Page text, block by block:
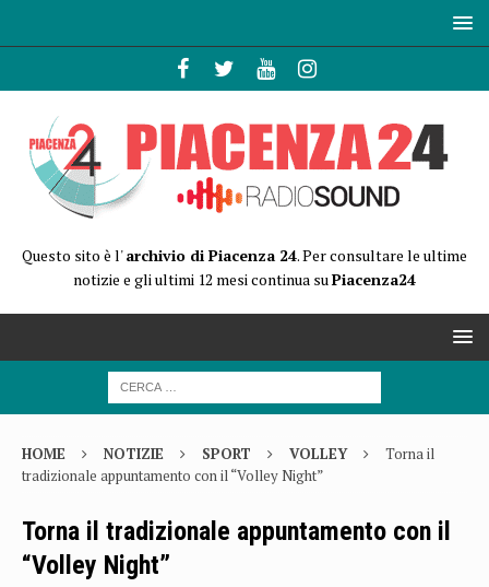
Questo sito è l'archivio di Piacenza 24. Per consultare le ultime
notizie e gli ultimi 12 mesi continua suPiacenza24
HOME NOTIZIE SPORT VOLLEY
Torna il
tradizionale appuntamento con il “Volley Night”
Torna il tradizionale appuntamento con il
“Volley Night”